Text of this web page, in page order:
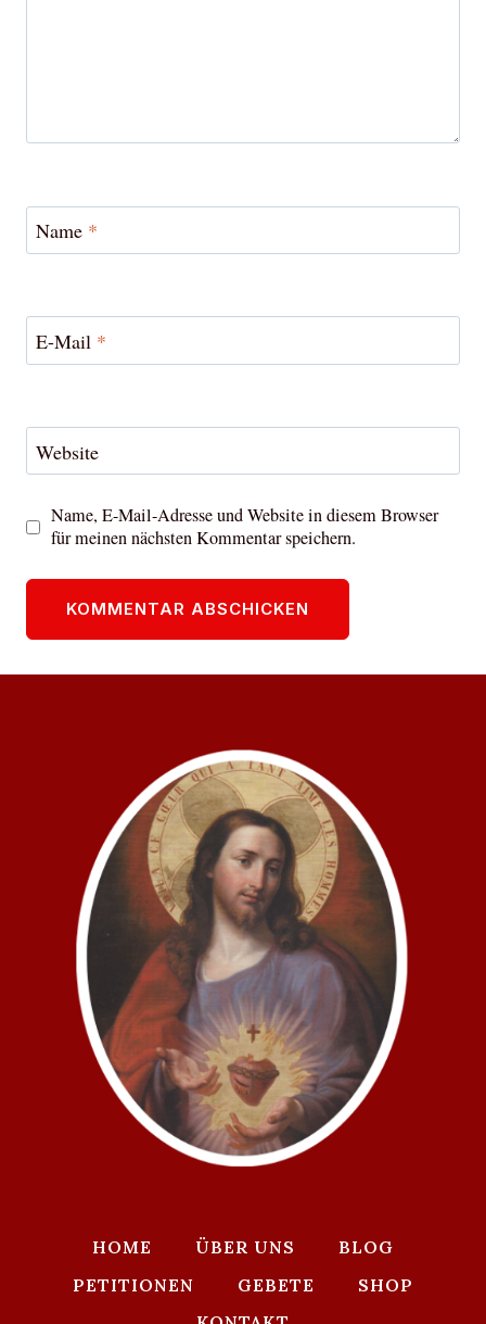
Name *
E-Mail *
Website
Name, E-Mail-Adresse und Website in diesem Browser
für meinen nächsten Kommentar speichern.
HOME ÜBER UNS
BLOG
PETITIONEN
GEBETE
SHOP